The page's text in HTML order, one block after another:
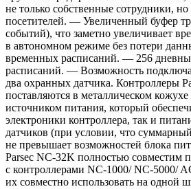
не только собственные сотрудники,
посетителей. — Увеличенный буфер
событий), что заметно увеличивает
в автономном режиме без потери
временных расписаний. — 256
расписаний. — Возможность
два охранных датчика. Контроллеры
поставляются в металлическом
источником питания, который
электроники контроллера, так и
датчиков (при условии, что
не превышает возможностей блока
Parsec NC-32K полностью совместим
с контроллерами NC-1000/ NC-5000/
их совместно использовать на одной